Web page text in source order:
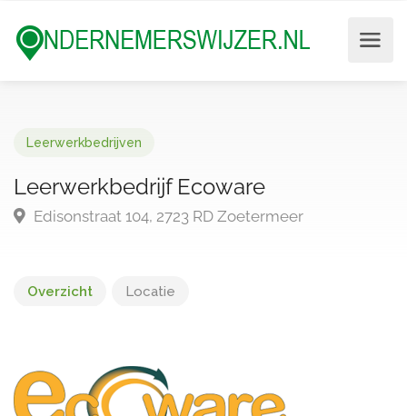
Leerwerkbedrijven
Leerwerkbedrijf Ecoware
Edisonstraat 104, 2723 RD Zoetermeer
Overzicht Locatie